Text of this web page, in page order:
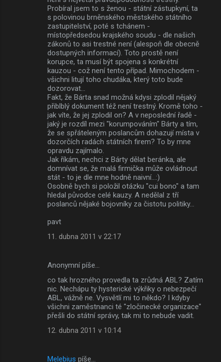
Probíral jsem to s ženou - státní zástupkyní, ta
s polovinou brněnského městského státního
zastupitelství, poté s tchánem -
místopředsedou krajského soudu - dle našich
zákonů to asi trestné není (alespoň dle obecně
dostupných informací). Toto prostě není
korupce, ta musí být spojena s konkrétní
kauzou - což není tento případ. Mimochodem -
všichni litují toho chudáka, který toto bude
dozorovat...
Fakt, že Bárta snad možná kdysi zplodil nějaký
přiblblý dokument též není trestný. Kromě toho -
jak víte, že jej zplodil on? A v neposlední řadě -
jaký je rozdíl mezi "korumpováním" Bárty a tím,
že se spřáteleným poslancům dohazují místa v
dozorčích radách státních firem? To by mne
opravdu zajímalo.
Jak říkám, nechci z Bárty dělat beránka, ale
domnívat se, že malá firmička může ovládnout
stát - to je dle mne hodně naivní...:)
Osobně bych si položil otázku "cui bono" a tam
hledal původce celé kauzy. A nedělal z tří
poslanců nějaké bojovníky za čistotu politiky...
pavt
11. dubna 2011 v 22:17
Anonymní píše…
co tak hrozného provedla ta zrůdná ABL? Zatím
nic. Nechápu ty hysterické výkřiky o nebezpečí
ABL, vážně ne. Vysvětlí mi to někdo? I kdyby
všichni zaměstnanci té "zločinecké organizace"
přešli do státní správy, tak mi to nebude vadit.
12. dubna 2011 v 10:14
Melebius píše…